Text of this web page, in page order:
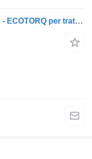
Motore Ford F-MAX 500hp FHU6 - ECOTORQ per trattore stradale Ford